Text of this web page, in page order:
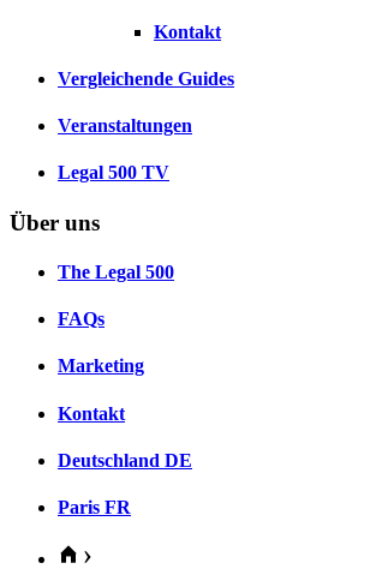
Kontakt
Vergleichende Guides
Veranstaltungen
Legal 500 TV
Über uns
The Legal 500
FAQs
Marketing
Kontakt
Deutschland DE
Paris FR